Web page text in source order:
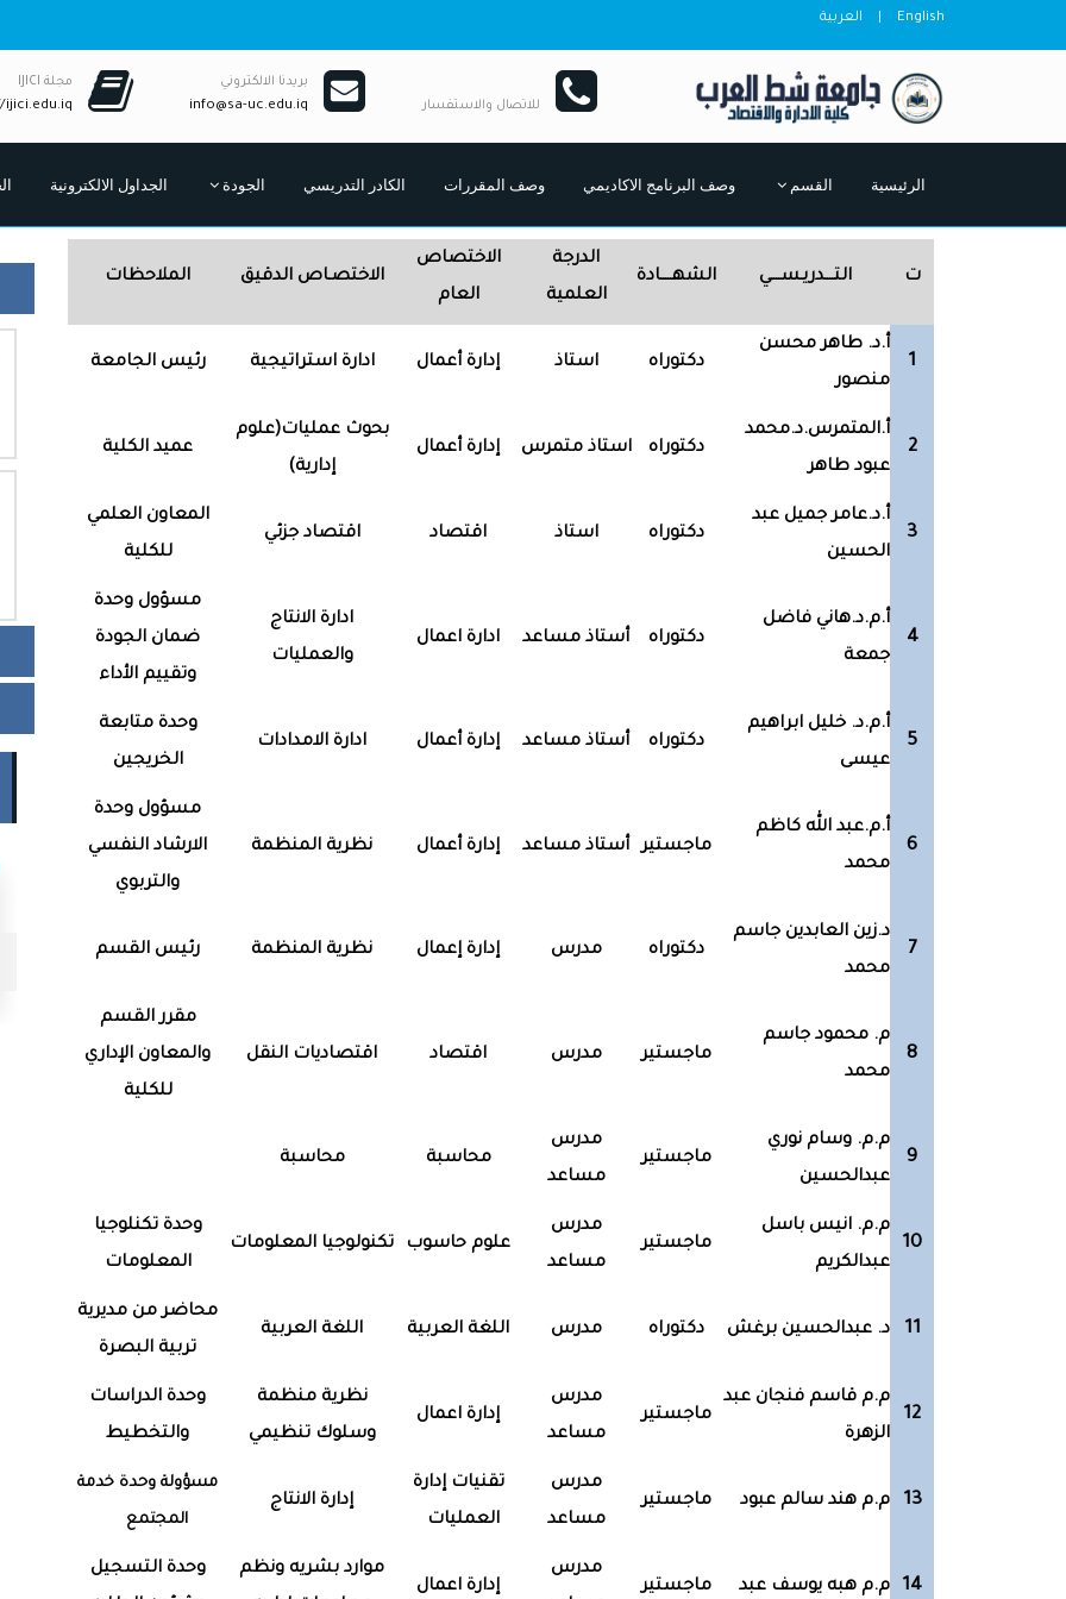
English العربية
للاتصال والاستفسار
بريدنا الالكتروني
info@sa-uc.edu.iq
مجلة IJICI
ijici.edu.iq
الرئيسية القسم وصف البرنامج الاكاديمي وصف المقررات الكادر التدريسي الجودة الجداول الالكترونية
ت التــــدريـســــي الشهـــــادة
الدرجة
العلمية
الاختصاص
العام
الاختصـاص الدقيق الملاحظات
1
أ.د. طاهر محسن
منصور
دكتوراه استاذ إدارة أعمال ادارة استراتيجية رئيس الجامعة
2
أ.المتمرس.د.محمد
عبود طاهر
دكتوراه استاذ متمرس إدارة أعمال
بحوث عمليات(علوم
إدارية)
عميد الكلية
3
أ.د.عامر جميل عبد
الحسين
دكتوراه استاذ اقتصاد اقتصاد جزئي
المعاون العلمي
للكلية
4
أ.م.د.هاني فاضل
جمعة
دكتوراه أستاذ مساعد ادارة اعمال
ادارة الانتاج
والعمليات
مسؤول وحدة
ضمان الجودة
وتقييم الأداء
5
أ.م.د. خليل ابراهيم
عيسى
دكتوراه أستاذ مساعد إدارة أعمال ادارة الامدادات
وحدة متابعة
الخريجين
6
أ.م.عبد الله كاظم
محمد
ماجستير أستاذ مساعد إدارة أعمال نظرية المنظمة
مسؤول وحدة
الارشاد النفسي
والتربوي
7
د.زين العابدين جاسم
محمد
دكتوراه مدرس إدارة إعمال نظرية المنظمة رئيس القسم
8
م. محمود جاسم
محمد
ماجستير مدرس اقتصاد اقتصاديات النقل
مقرر القسم
والمعاون الإداري
للكلية
9
م.م. وسام نوري
عبدالحسين
ماجستير
مدرس
مساعد
محاسبة محاسبة
10
م.م. انيس باسل
عبدالكريم
ماجستير
مدرس
مساعد
علوم حاسوب تكنولوجيا المعلومات
وحدة تكنلوجيا
المعلومات
11 د. عبدالحسين برغش دكتوراه مدرس اللغة العربية اللغة العربية
محاضر من مديرية
تربية البصرة
12
م.م قاسم فنجان عبد
الزهرة
ماجستير
مدرس
مساعد
إدارة اعمال
نظرية منظمة
وسلوك تنظيمي
وحدة الدراسات
والتخطيط
13 م.م هند سالم عبود ماجستير
مدرس
مساعد
تقنيات إدارة
العمليات
إدارة الانتاج
مسؤولة وحدة خدمة
المجتمع
14 م.م هبه يوسف عبد ماجستير
مدرس
إدارة اعمال
موارد بشريه ونظم
وحدة التسجيل
أرشيف الصور